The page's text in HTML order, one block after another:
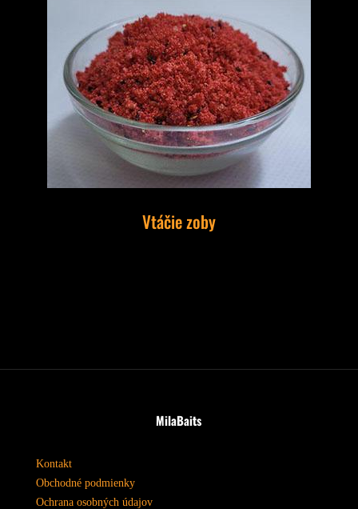
Vtáčie zoby
MilaBaits
Kontakt
Obchodné podmienky
Ochrana osobných údajov